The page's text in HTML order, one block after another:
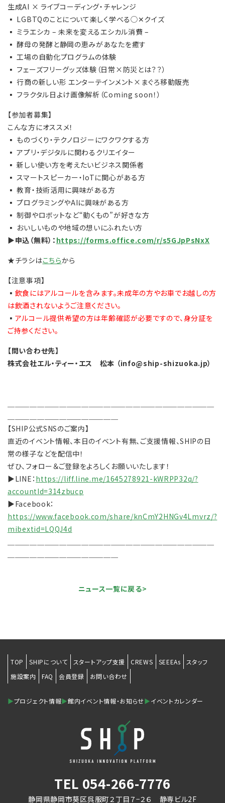
生成AI × ライブコーディング・チャレンジ
▪ LGBTQのことについて楽しく学べる◯✕クイズ
▪ ミラエシカ – 未来を変えるエシカル消費 –
▪ 酵母の発酵と静岡の恵みがあなたを癒す
▪ 工場の自動化プログラムの体験
▪ フェーズフリーグッズ体験（日常×防災とは？？）
▪ 行商の新しい形 エンターテインメント×まぐろ移動販売
▪ フラクタル日よけ画像解析（Coming soon！）
【参加者募集】
こんな方にオススメ！
▪ ものづくり・テクノロジーにワクワクする方
▪ アプリ・デジタルに関わるクリエイター
▪ 新しい使い方を考えたいビジネス関係者
▪ スマートスピーカー・IoTに関心がある方
▪ 教育・技術活用に興味がある方
▪ プログラミングやAIに興味がある方
▪ 制御やロボットなど“動くもの”が好きな方
▪ おいしいものや地域の想いにふれたい方
▶申込（無料）： https://forms.office.com/r/s5GJpPsNxX
★チラシはこちらから
【注意事項】
▪ 飲食にはアルコールを含みます。未成年の方やお車でお越しの方
は飲酒されないようご注意ください。
▪ アルコール提供希望の方は年齢確認が必要ですので、身分証を
ご持参ください。
【問い合わせ先】
株式会社エル・ティー・エス 松本 （info@ship-shizuoka.jp）
【SHIP公式SNSのご案内】
直近のイベント情報、本日のイベント有無、ご支援情報、SHIPの日
常の様子などを配信中！
ぜひ、フォロー＆ご登録をよろしくお願いいたします！
▶LINE： https://liff.line.me/1645278921-kWRPP32q/?
accountId=314zbucp
▶Facebook：
https://www.facebook.com/share/knCmY2HNGv4Lmvrz/?
mibextid=LQQJ4d
ニュース一覧に戻る>
TOP SHIPについて スタートアップ支援 CREWS SEEEAs
スタッフ
施設案内
FAQ 会員登録 お問い合わせ
▶プロジェクト情報▶館内イベント情報・お知らせ▶イベントカレンダー
TEL 054-266-7776
静岡県静岡市葵区呉服町２丁目７−２６ 静専ビル2F